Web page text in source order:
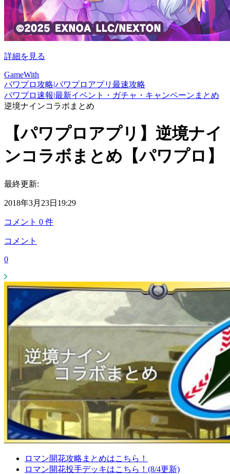
詳細を見る
GameWith
パワプロ攻略|パワプロアプリ最速攻略
パワプロ速報|最新イベント・ガチャ・キャンペーンまとめ
逆境ナインコラボまとめ
【パワプロアプリ】逆境ナイ
ンコラボまとめ【パワプロ】
最終更新:
2018年3月23日19:29
コメント 0 件
コメント
0
ロマン開花攻略まとめはこちら！
ロマン開花投手デッキはこちら！(8/4更新)